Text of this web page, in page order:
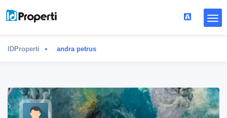
IDProperti andra petrus